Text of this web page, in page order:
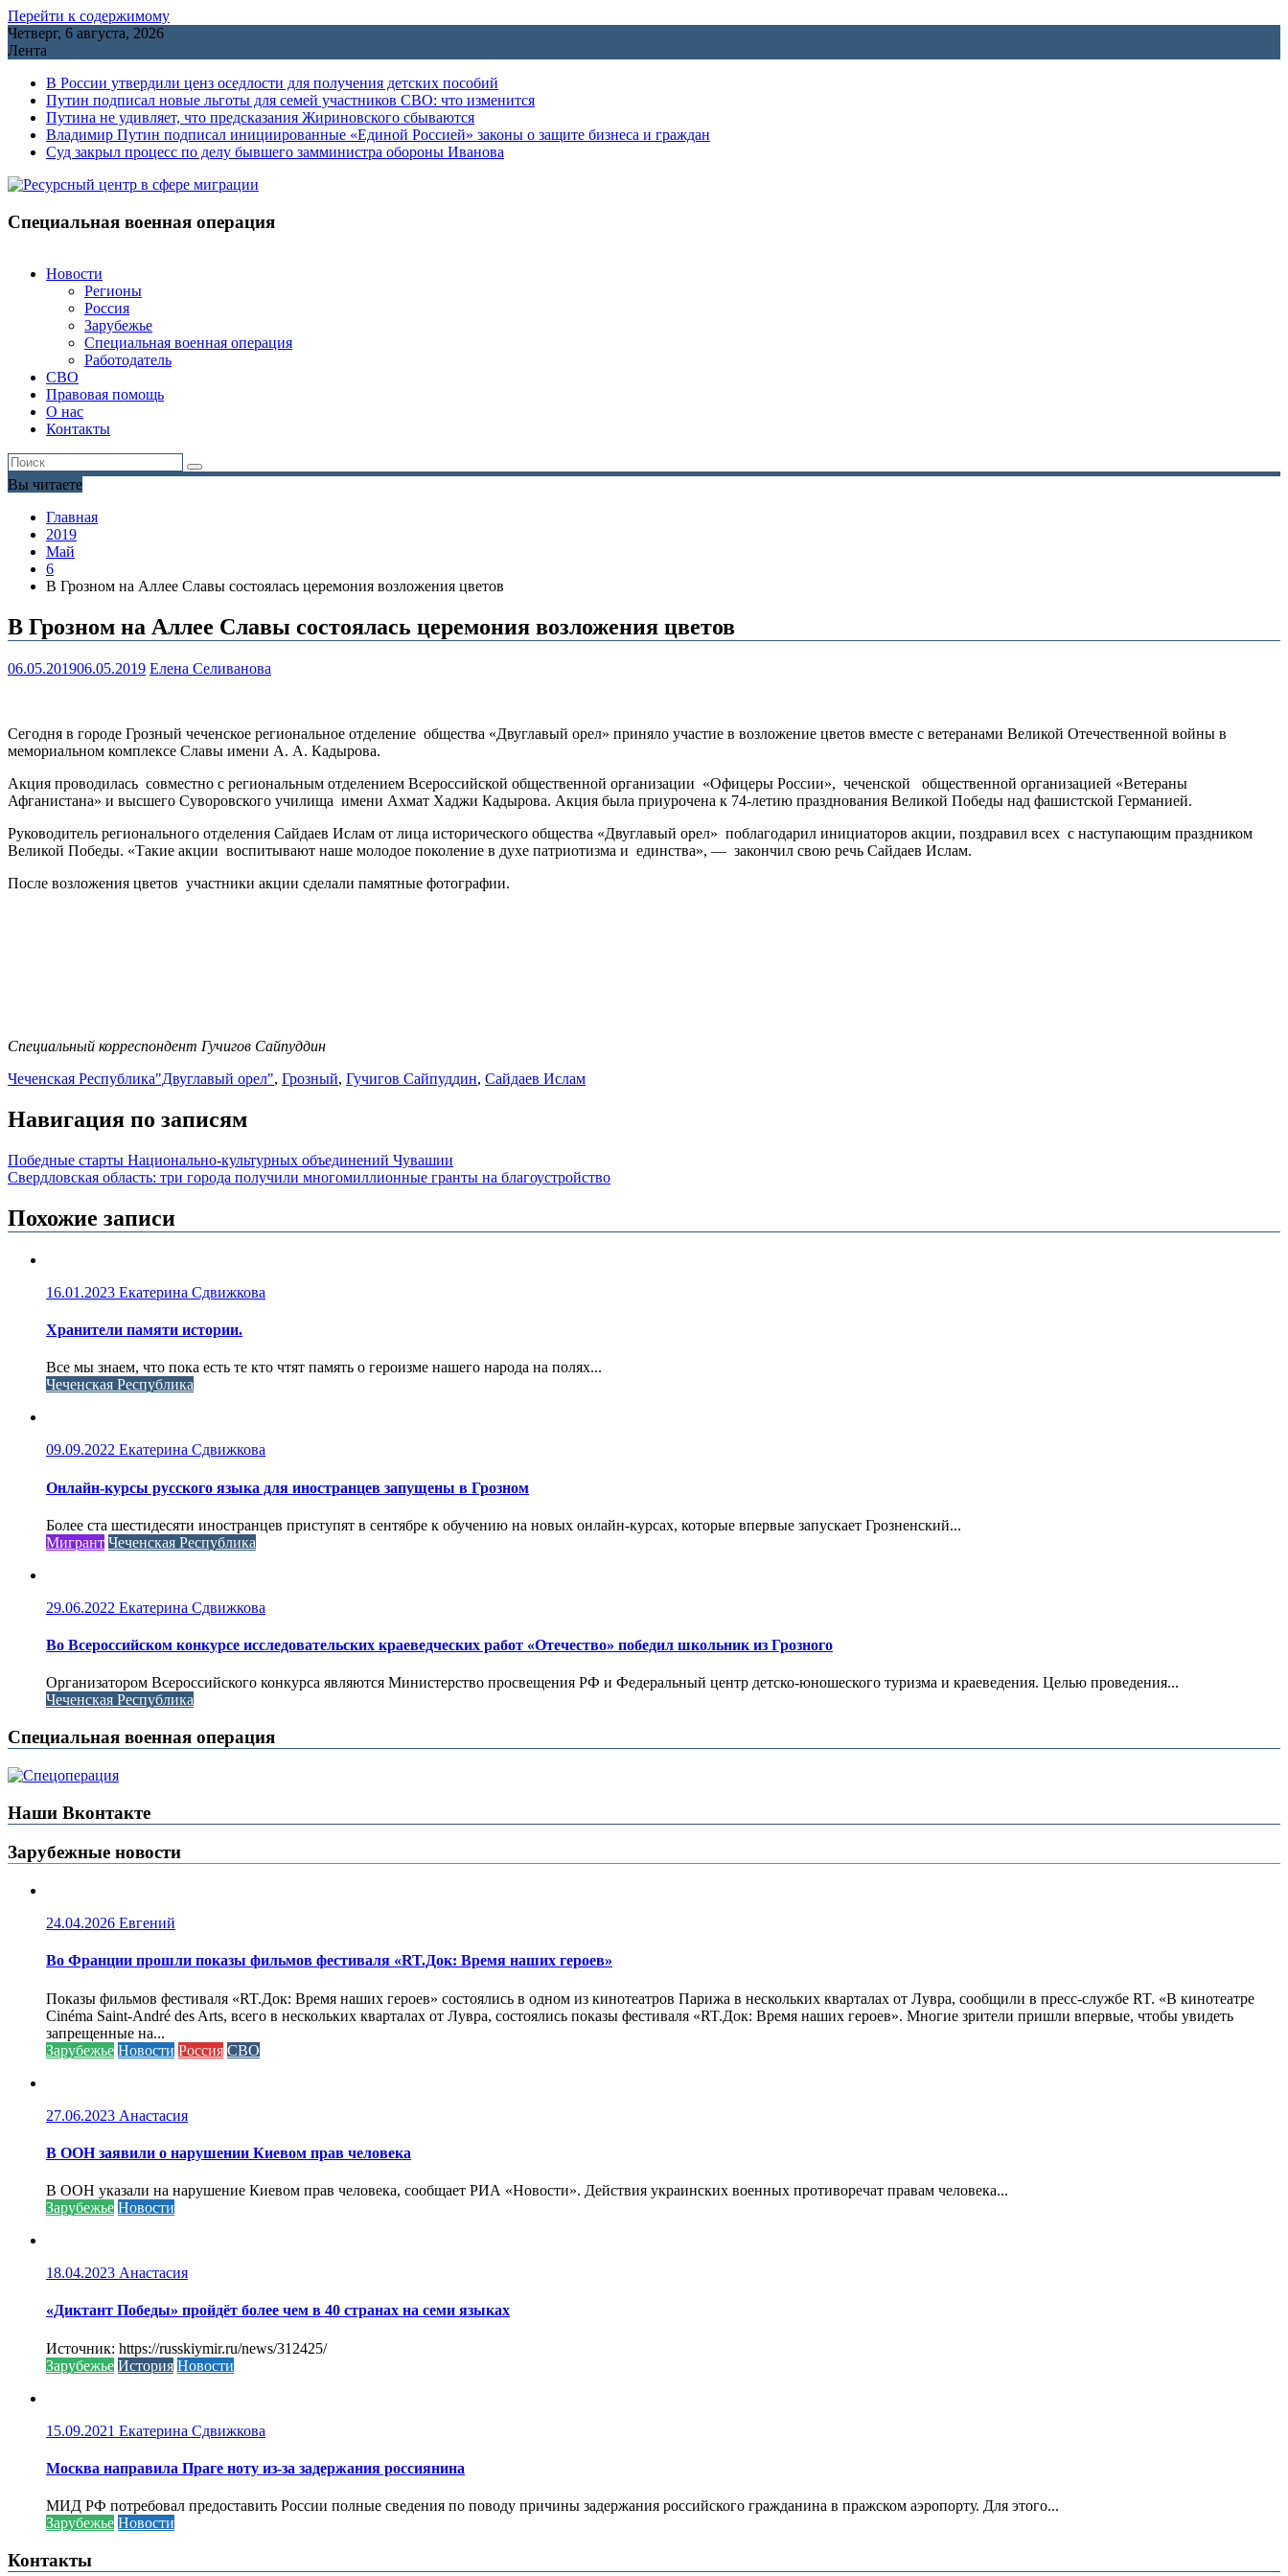
Перейти к содержимому
Четверг, 6 августа, 2026
Лента
В России утвердили ценз оседлости для получения детских пособий
Путин подписал новые льготы для семей участников СВО: что изменится
Путина не удивляет, что предсказания Жириновского сбываются
Владимир Путин подписал инициированные «Единой Россией» законы о защите бизнеса и граждан
Cуд закрыл процесс по делу бывшего замминистра обороны Иванова
Специальная военная операция
Новости
Регионы
Россия
Зарубежье
Специальная военная операция
Работодатель
СВО
Правовая помощь
О нас
Контакты
Вы читаете
Главная
2019
Май
6
В Грозном на Аллее Славы состоялась церемония возложения цветов
В Грозном на Аллее Славы состоялась церемония возложения цветов
06.05.201906.05.2019 Елена Селиванова
Сегодня в городе Грозный чеченское региональное отделение общества «Двуглавый орел» приняло участие в возложение цветов вместе с ветеранами Великой Отечественной войны в
мемориальном комплексе Славы имени А. А. Кадырова.
Акция проводилась совместно с региональным отделением Всероссийской общественной организации «Офицеры России», чеченской общественной организацией «Ветераны
Афганистана» и высшего Суворовского училища имени Ахмат Хаджи Кадырова. Акция была приурочена к 74-летию празднования Великой Победы над фашистской Германией.
Руководитель регионального отделения Сайдаев Ислам от лица исторического общества «Двуглавый орел» поблагодарил инициаторов акции, поздравил всех с наступающим праздником
Великой Победы. «Такие акции воспитывают наше молодое поколение в духе патриотизма и единства», — закончил свою речь Сайдаев Ислам.
После возложения цветов участники акции сделали памятные фотографии.
Специальный корреспондент Гучигов Сайпуддин
Чеченская Республика"Двуглавый орел", Грозный, Гучигов Сайпуддин, Сайдаев Ислам
Навигация по записям
Победные старты Национально-культурных объединений Чувашии
Свердловская область: три города получили многомиллионные гранты на благоустройство
Похожие записи
16.01.2023 Екатерина Сдвижкова
Хранители памяти истории.
Все мы знаем, что пока есть те кто чтят память о героизме нашего народа на полях...
Чеченская Республика
09.09.2022 Екатерина Сдвижкова
Онлайн-курсы русского языка для иностранцев запущены в Грозном
Более ста шестидесяти иностранцев приступят в сентябре к обучению на новых онлайн-курсах, которые впервые запускает Грозненский...
Мигрант Чеченская Республика
29.06.2022 Екатерина Сдвижкова
Во Всероссийском конкурсе исследовательских краеведческих работ «Отечество» победил школьник из Грозного
Организатором Всероссийского конкурса являются Министерство просвещения РФ и Федеральный центр детско-юношеского туризма и краеведения. Целью проведения...
Чеченская Республика
Специальная военная операция
Наши Вконтакте
Зарубежные новости
24.04.2026 Евгений
Во Франции прошли показы фильмов фестиваля «RT.Док: Время наших героев»
Показы фильмов фестиваля «RT.Док: Время наших героев» состоялись в одном из кинотеатров Парижа в нескольких кварталах от Лувра, сообщили в пресс-службе RT. «В кинотеатре
Cinéma Saint-André des Arts, всего в нескольких кварталах от Лувра, состоялись показы фестиваля «RT.Док: Время наших героев». Многие зрители пришли впервые, чтобы увидеть
запрещенные на...
Зарубежье Новости Россия СВО
27.06.2023 Анастасия
В ООН заявили о нарушении Киевом прав человека
В ООН указали на нарушение Киевом прав человека, сообщает РИА «Новости». Действия украинских военных противоречат правам человека...
Зарубежье Новости
18.04.2023 Анастасия
«Диктант Победы» пройдёт более чем в 40 странах на семи языках
Источник: https://russkiymir.ru/news/312425/
Зарубежье История Новости
15.09.2021 Екатерина Сдвижкова
Москва направила Праге ноту из-за задержания россиянина
МИД РФ потребовал предоставить России полные сведения по поводу причины задержания российского гражданина в пражском аэропорту. Для этого...
Зарубежье Новости
Контакты